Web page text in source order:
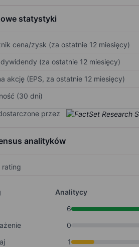
statystyki
cena/zysk (za ostatnie 12 miesięcy)
(za ostatnie 12 miesięcy)
akcję (EPS, za ostatnie 12 miesięcy)
(30 dni)
przez
analityków
rating
Analitycy
6
0
1